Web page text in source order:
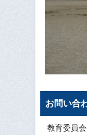
お問い合
教育委員